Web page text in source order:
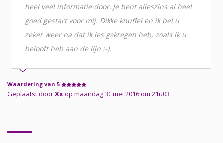
heel veel informatie door. Je bent alleszins al heel
goed gestart voor mij. Dikke knuffel en ik bel u
zeker weer na dat ik les gekregen heb, zoals ik u
belooft heb aan de lijn :-).
Waardering van 5
Geplaatst doorXxop maandag 30 mei 2016 om 21u03